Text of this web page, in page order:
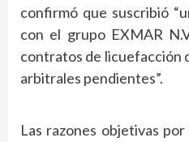
confirmó que suscribió
con el grupo EXMAR
contratos de licuefacción
arbitrales pendientes”.
Las razones objetivas